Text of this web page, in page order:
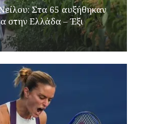
Στα 65 αυξήθηκαν
στην Ελλάδα – Έξι